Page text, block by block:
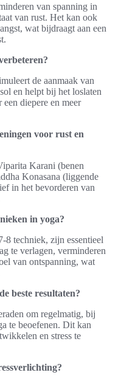
van spanning in
van rust. Het kan ook
wat bijdraagt aan een
de aanmaak van
en helpt bij het loslaten
diepere en meer
voor rust en
Karani (benen
Konasana (liggende
in het bevorderen van
in yoga?
8 techniek, zijn essentieel
te verlagen, verminderen
van ontspanning, wat
beste resultaten?
om regelmatig, bij
te beoefenen. Dit kan
en stress te